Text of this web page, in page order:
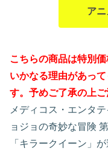
ア
こちらの商品は特別
いかなる理由があっ
す。予めご了承の上ご
メディコス・エンタ
ョジョの奇妙な冒険
「キラークイーン」